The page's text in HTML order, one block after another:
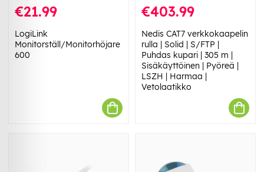
€21.99
LogiLink
Monitorställ/Monitorhöjare
600
€403.99
Nedis CAT7 verkkokaapelin
rulla | Solid | S/FTP |
Puhdas kupari | 305 m |
Sisäkäyttöinen | Pyöreä |
LSZH | Harmaa |
Vetolaatikko